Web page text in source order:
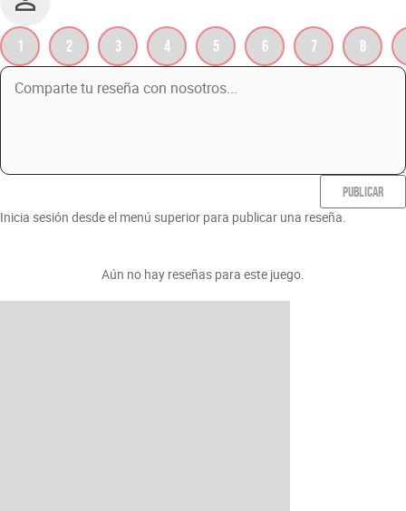
1 2 3 4 5 6 7 8
PUBLICAR
Inicia sesión desde el menú superior para publicar una reseña.
Aún no hay reseñas para este juego.